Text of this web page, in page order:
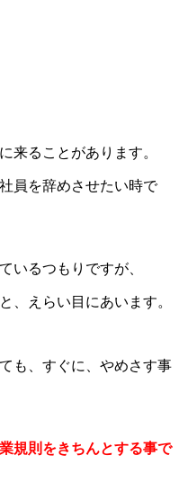
来ることがあります。
員を辞めさせたい時で
いるつもりですが、
、えらい目にあいます。
も、すぐに、やめさす事
規則をきちんとする事で